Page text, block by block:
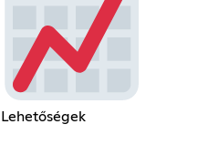
Lehetőségek